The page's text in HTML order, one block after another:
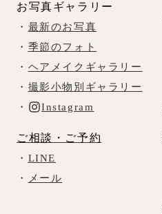
お写真ギャラリー
・ 最新のお写真
・ 季節のフォト
・ ヘアメイクギャラリー
・ 撮影小物別ギャラリー
・
Instagram
ご相談・ご予約
・ LINE
・
メール